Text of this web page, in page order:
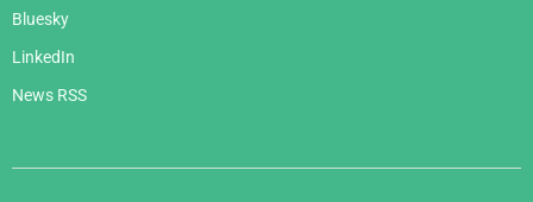
Bluesky
LinkedIn
News RSS